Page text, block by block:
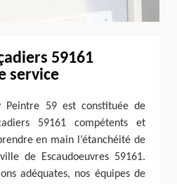
59161
service
Peintre 59 est constituée de
59161 compétents et
en main l’étanchéité de
de Escaudoeuvres 59161.
adéquates, nos équipes de